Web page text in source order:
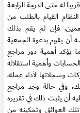
القيام بالطلب من
فإن لم يقم بذلك
أن يقوم بدعوة الجمعية
يؤكد أهمية دور مراجع
وسجلاتها لأداء عمله،
وفي حالة وجد مراجع
أن يثبت ذلك في تقريره
العوائق وتمكينه من